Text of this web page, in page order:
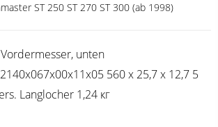
ST 250 ST 270 ST 300 (ab 1998)
unten
560 x 25,7 x 12,7 5
Langlocher 1,24 кг